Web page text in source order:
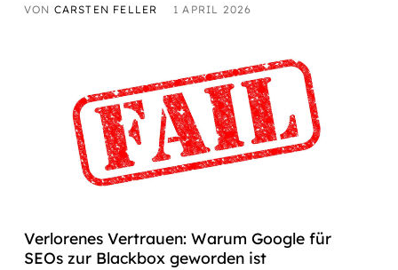
VON CARSTEN FELLER 1 APRIL 2026
Verlorenes Vertrauen: Warum Google für
SEOs zur Blackbox geworden ist